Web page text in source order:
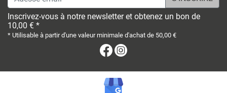
Inscrivez-vous à notre newsletter et obtenez un bon de
10,00 € *
* Utilisable à partir d'une valeur minimale d'achat de 50,00 €
Facebook